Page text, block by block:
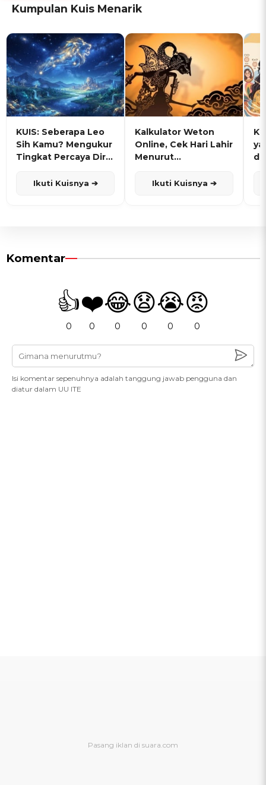
Kumpulan Kuis Menarik
KUIS: Seberapa Leo
Sih Kamu? Mengukur
Tingkat Percaya Diri
Ikuti Kuisnya ➔
Kalkulator Weton
Online, Cek Hari Lahir
Menurut
Ikuti Kuisnya ➔
Komentar
👍
0
❤️
0
😂
0
😧
0
😭
0
😡
0
Isi komentar sepenuhnya adalah tanggung jawab pengguna dan
diatur dalam UU ITE